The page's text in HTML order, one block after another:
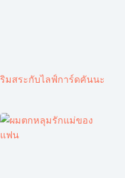
ริมสระกับไลฟ์การ์ดคันนะ